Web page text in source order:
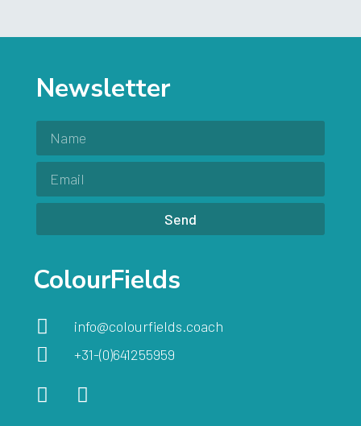
Newsletter
Send
ColourFields
info@colourfields.coach
+31-(0)641255959​